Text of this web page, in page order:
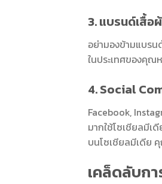
3. แบรนด์เสื้อ
อย่ามองข้ามแบร
ในประเทศของคุ
4. Social
Facebook,
มากใช้โซเชียลมีเ
บนโซเชียลมีเดีย
เคล็ดลับก